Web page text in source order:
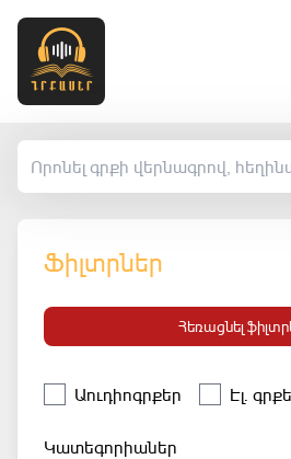
Ֆիլտրներ
Հեռացնել
Աուդիոգրքեր Էլ.
Կատեգորիաներ